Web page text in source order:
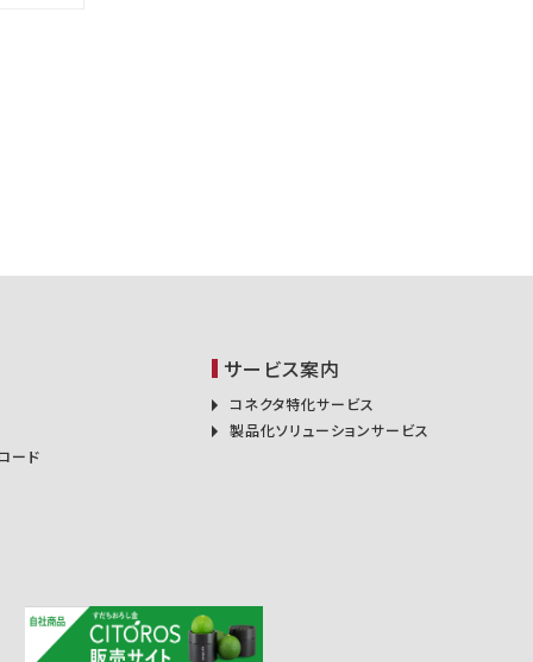
ード
サービス案内
コネクタ特化サービス
製品化ソリューションサービス